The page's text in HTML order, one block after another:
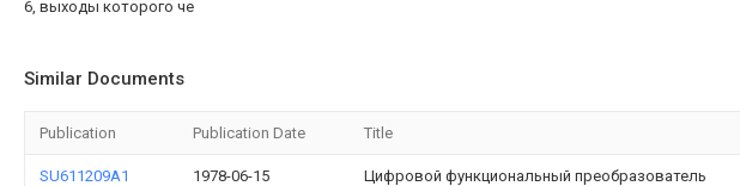
6, выходы которого че
Similar Documents
Publication Publication Date Title
SU611209A1 1978-06-15 Цифровой функциональный преобразователь